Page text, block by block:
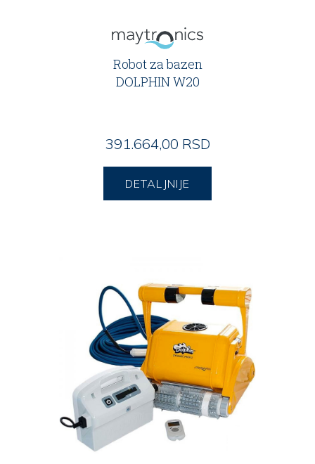
Robot za bazen
DOLPHIN W20
391.664,00 RSD
DETALJNIJE